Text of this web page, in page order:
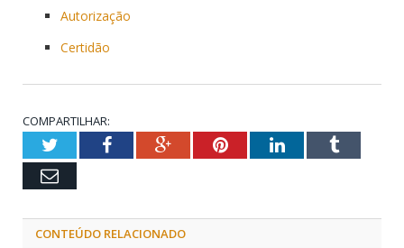
Autorização
Certidão
COMPARTILHAR:
TwitterFacebookGoogle+PinterestLinkedInTumblr
Email
CONTEÚDO RELACIONADO